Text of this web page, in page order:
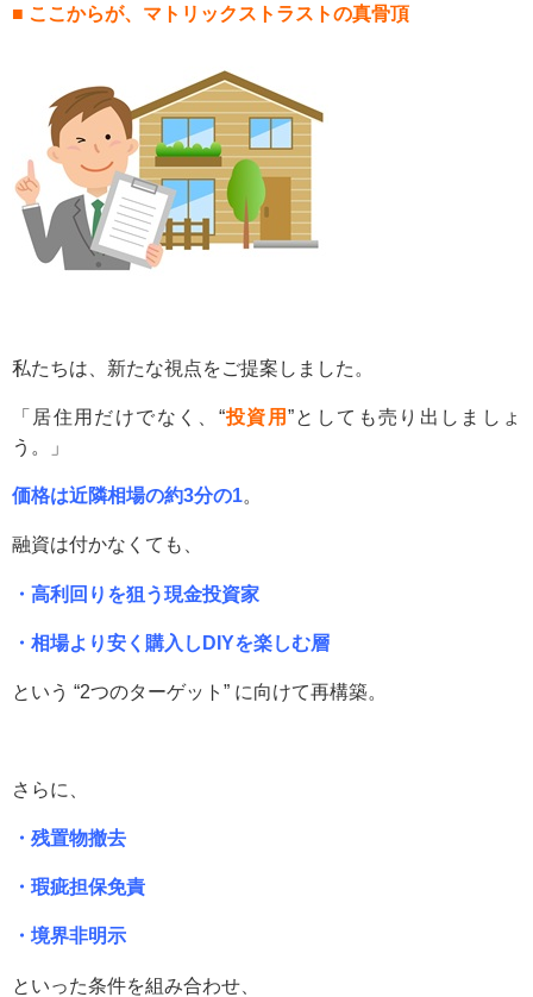
■ ここからが、マトリックストラストの真骨頂
私たちは、新たな視点をご提案しました。
「居住用だけでなく、“投資用”としても売り出しましょ
う。」
価格は近隣相場の約3分の1。
融資は付かなくても、
・高利回りを狙う現金投資家
・相場より安く購入しDIYを楽しむ層
という “2つのターゲット” に向けて再構築。
さらに、
・残置物撤去
・瑕疵担保免責
・境界非明示
といった条件を組み合わせ、